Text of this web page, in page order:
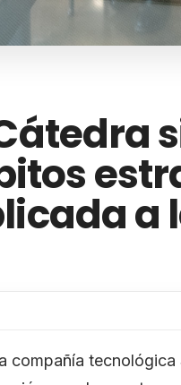
a
compañía tecnológica